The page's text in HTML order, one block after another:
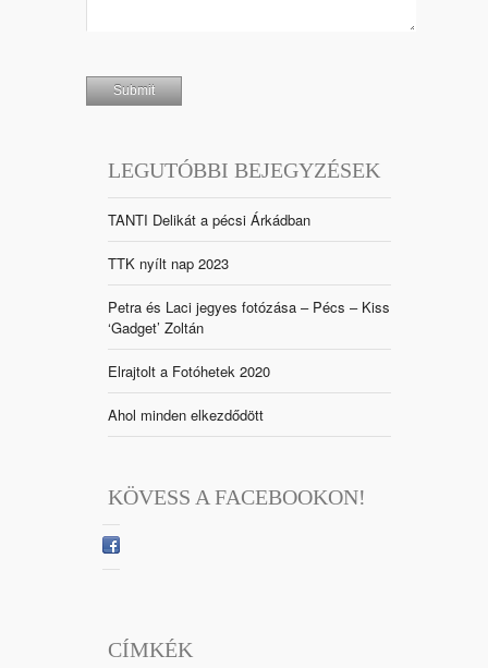
LEGUTÓBBI BEJEGYZÉSEK
TANTI Delikát a pécsi Árkádban
TTK nyílt nap 2023
Petra és Laci jegyes fotózása – Pécs – Kiss
‘Gadget’ Zoltán
Elrajtolt a Fotóhetek 2020
Ahol minden elkezdődött
KÖVESS A FACEBOOKON!
CÍMKÉK